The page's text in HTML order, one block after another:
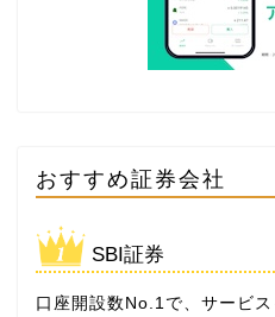
おすすめ証券会社
SBI証券
口座開設数No.1で、サービ